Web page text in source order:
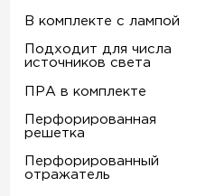
В комплекте с лампой
Подходит для числа
источников света
ПРА в комплекте
Перфорированная
решетка
Перфорированный
отражатель